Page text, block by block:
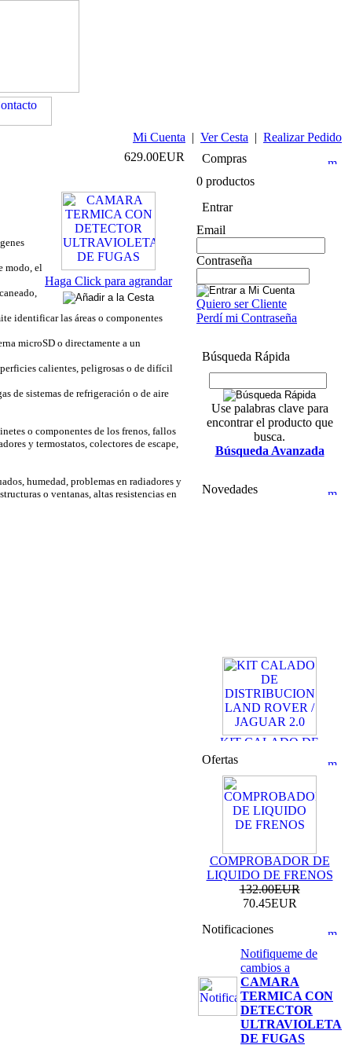
Mi Cuenta | Ver Cesta | Realizar Pedido
629.00EUR
Haga Click para agrandar
modo, el
identificar las áreas o componentes
microSD o directamente a un
calientes, peligrosas o de difícil
de sistemas de refrigeración o de aire
o componentes de los frenos, fallos
y termostatos, colectores de escape,
humedad, problemas en radiadores y
o ventanas, altas resistencias en
Compras
0 productos
Entrar
Email
Contraseña
Quiero ser Cliente
Perdí mi Contraseña
Búsqueda Rápida
Use palabras clave para
encontrar el producto que
busca.
Búsqueda Avanzada
Novedades
KIT CALADO DE
LAND ROVER /
JAGUAR 2.0
59.99EUR
---------
KIT DE CALADO
FORD MOTORES
2.0L ECOBOOST
69.99EUR
---------
Ofertas
COMPROBADOR DE
LIQUIDO DE FRENOS
132.00EUR
70.45EUR
Notificaciones
Notifiqueme de
cambios a
CAMARA
TERMICA CON
DETECTOR
ULTRAVIOLETA
DE FUGAS